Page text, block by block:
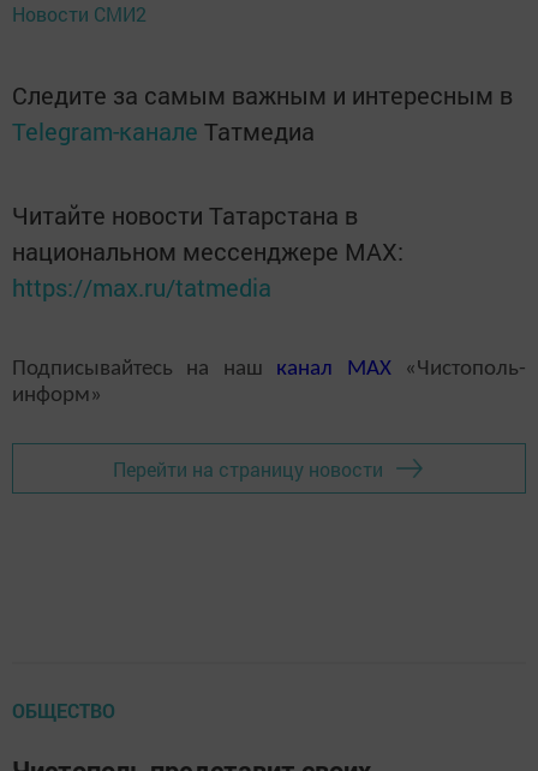
Новости СМИ2
Следите за самым важным и интересным в
Telegram-канале Татмедиа
Читайте новости Татарстана в
национальном мессенджере MАХ:
https://max.ru/tatmedia
Подписывайтесь на наш канал MAX«Чистополь-
информ»
Перейти на страницу новости
ОБЩЕСТВО